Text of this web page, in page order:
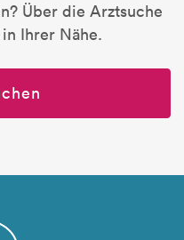
Über die Arztsuche
Ihrer Nähe.